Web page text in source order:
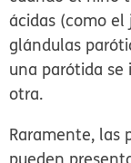
ácidas (como
glándulas
una parótida se
otra.
Raramente, las